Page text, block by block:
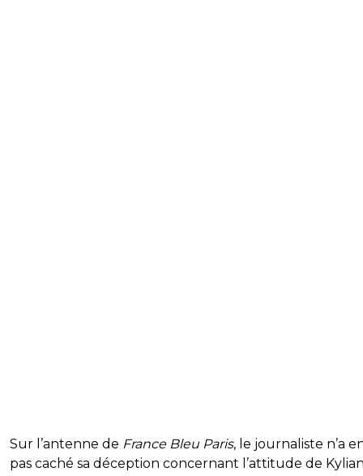
Sur l’antenne de France Bleu Paris, le journaliste n’a
pas caché sa déception concernant l’attitude de